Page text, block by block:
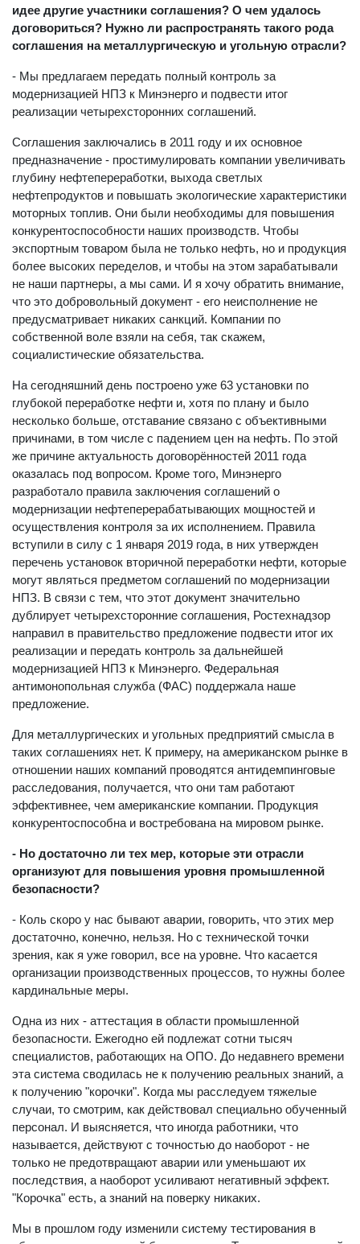
идее другие участники соглашения? О чем удалось
договориться? Нужно ли распространять такого рода
соглашения на металлургическую и угольную отрасли?
- Мы предлагаем передать полный контроль за
модернизацией НПЗ к Минэнерго и подвести итог
реализации четырехсторонних соглашений.
Соглашения заключались в 2011 году и их основное
предназначение - простимулировать компании увеличивать
глубину нефтепереработки, выхода светлых
нефтепродуктов и повышать экологические характеристики
моторных топлив. Они были необходимы для повышения
конкурентоспособности наших производств. Чтобы
экспортным товаром была не только нефть, но и продукция
более высоких переделов, и чтобы на этом зарабатывали
не наши партнеры, а мы сами. И я хочу обратить внимание,
что это добровольный документ - его неисполнение не
предусматривает никаких санкций. Компании по
собственной воле взяли на себя, так скажем,
социалистические обязательства.
На сегодняшний день построено уже 63 установки по
глубокой переработке нефти и, хотя по плану и было
несколько больше, отставание связано с объективными
причинами, в том числе с падением цен на нефть. По этой
же причине актуальность договорённостей 2011 года
оказалась под вопросом. Кроме того, Минэнерго
разработало правила заключения соглашений о
модернизации нефтеперерабатывающих мощностей и
осуществления контроля за их исполнением. Правила
вступили в силу с 1 января 2019 года, в них утвержден
перечень установок вторичной переработки нефти, которые
могут являться предметом соглашений по модернизации
НПЗ. В связи с тем, что этот документ значительно
дублирует четырехсторонние соглашения, Ростехнадзор
направил в правительство предложение подвести итог их
реализации и передать контроль за дальнейшей
модернизацией НПЗ к Минэнерго. Федеральная
антимонопольная служба (ФАС) поддержала наше
предложение.
Для металлургических и угольных предприятий смысла в
таких соглашениях нет. К примеру, на американском рынке в
отношении наших компаний проводятся антидемпинговые
расследования, получается, что они там работают
эффективнее, чем американские компании. Продукция
конкурентоспособна и востребована на мировом рынке.
- Но достаточно ли тех мер, которые эти отрасли
организуют для повышения уровня промышленной
безопасности?
- Коль скоро у нас бывают аварии, говорить, что этих мер
достаточно, конечно, нельзя. Но с технической точки
зрения, как я уже говорил, все на уровне. Что касается
организации производственных процессов, то нужны более
кардинальные меры.
Одна из них - аттестация в области промышленной
безопасности. Ежегодно ей подлежат сотни тысяч
специалистов, работающих на ОПО. До недавнего времени
эта система сводилась не к получению реальных знаний, а
к получению "корочки". Когда мы расследуем тяжелые
случаи, то смотрим, как действовал специально обученный
персонал. И выясняется, что иногда работники, что
называется, действуют с точностью до наоборот - не
только не предотвращают аварии или уменьшают их
последствия, а наоборот усиливают негативный эффект.
"Корочка" есть, а знаний на поверку никаких.
Мы в прошлом году изменили систему тестирования в